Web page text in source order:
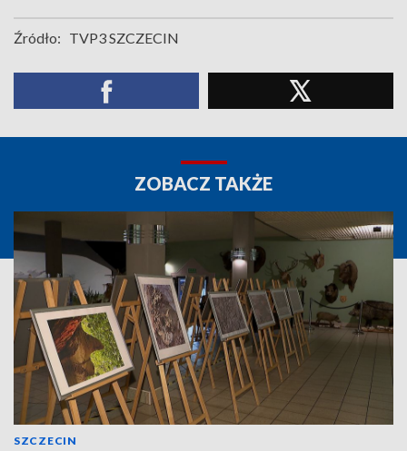
Źródło: TVP3 SZCZECIN
ZOBACZ TAKŻE
SZCZECIN